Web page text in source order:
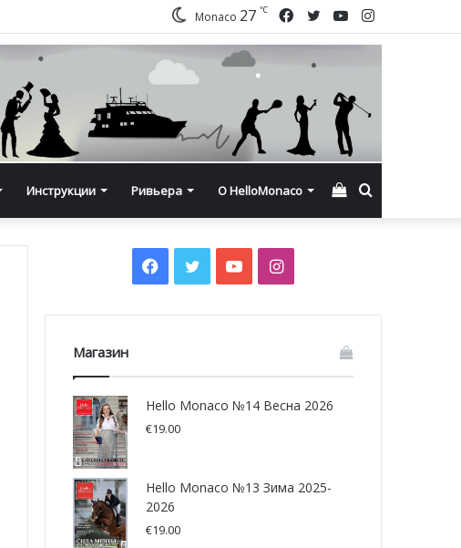
Instagram
YouTube
Twitter
Facebook
Monaco 27 ℃
Инструкции Ривьера О HelloMonaco Смотреть
Facebook
TwitterYouTubeInstagram
Магазин
Hello Monaco №14 Весна 2026
€19.00
Hello Monaco №13 Зима 2025-
2026
€19.00